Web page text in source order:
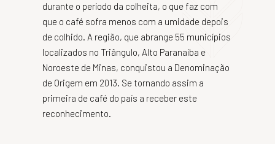
durante o período da colheita, o que faz com
que o café sofra menos com a umidade depois
de colhido. A região, que abrange 55 municípios
localizados no Triângulo, Alto Paranaíba e
Noroeste de Minas, conquistou a Denominação
de Origem em 2013. Se tornando assim a
primeira de café do país a receber este
reconhecimento.